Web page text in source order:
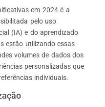
em 2024 é a
pelo uso
(IA) e do aprendizado
estão utilizando essas
volumes de dados dos
personalizadas que
individuais.